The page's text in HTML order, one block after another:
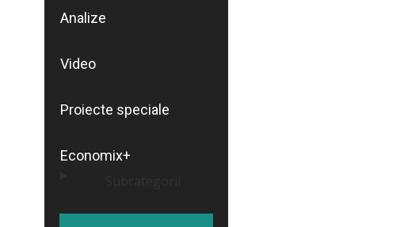
Analize
Video
Proiecte speciale
Economix+